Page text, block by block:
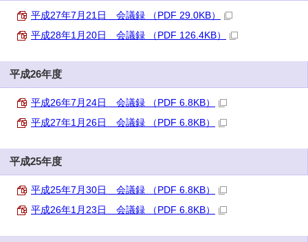
平成27年7月21日 会議録 （PDF 29.0KB）
平成28年1月20日 会議録 （PDF 126.4KB）
平成26年度
平成26年7月24日 会議録 （PDF 6.8KB）
平成27年1月26日 会議録 （PDF 6.8KB）
平成25年度
平成25年7月30日 会議録 （PDF 6.8KB）
平成26年1月23日 会議録 （PDF 6.8KB）